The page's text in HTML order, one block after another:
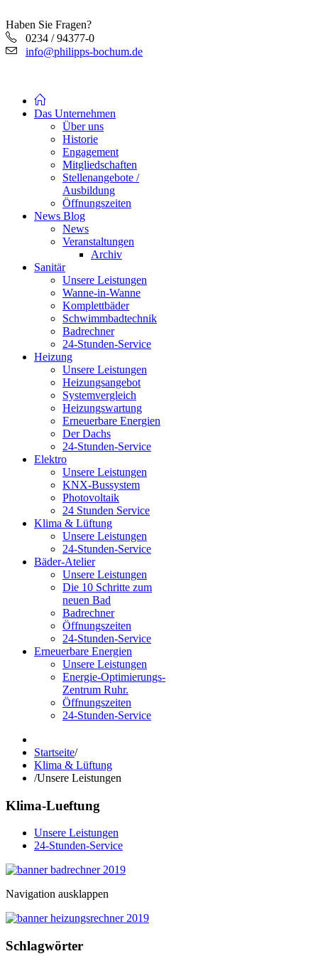
Haben Sie Fragen?
0234 / 94377-0
info@philipps-bochum.de
Das Unternehmen
Über uns
Historie
Engagement
Mitgliedschaften
Stellenangebote /
Ausbildung
Öffnungszeiten
News Blog
News
Veranstaltungen
Archiv
Sanitär
Unsere Leistungen
Wanne-in-Wanne
Komplettbäder
Schwimmbadtechnik
Badrechner
24-Stunden-Service
Heizung
Unsere Leistungen
Heizungsangebot
Systemvergleich
Heizungswartung
Erneuerbare Energien
Der Dachs
24-Stunden-Service
Elektro
Unsere Leistungen
KNX-Bussystem
Photovoltaik
24 Stunden Service
Klima & Lüftung
Unsere Leistungen
24-Stunden-Service
Bäder-Atelier
Unsere Leistungen
Die 10 Schritte zum
neuen Bad
Badrechner
Öffnungszeiten
24-Stunden-Service
Erneuerbare Energien
Unsere Leistungen
Energie-Optimierungs-
Zentrum Ruhr.
Öffnungszeiten
24-Stunden-Service
Startseite/
Klima & Lüftung
/Unsere Leistungen
Klima-Lueftung
Unsere Leistungen
24-Stunden-Service
Navigation ausklappen
Schlagwörter